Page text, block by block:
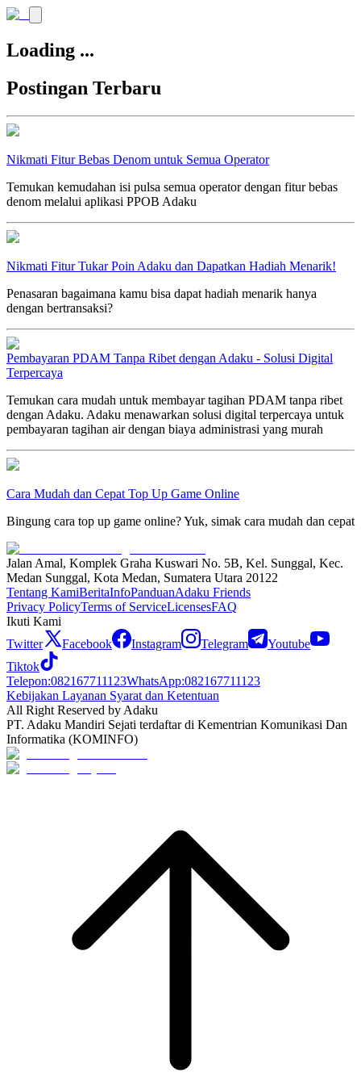
Loading ...
Postingan Terbaru
Nikmati Fitur Bebas Denom untuk Semua Operator
Temukan kemudahan isi pulsa semua operator dengan fitur bebas
denom melalui aplikasi PPOB Adaku
Nikmati Fitur Tukar Poin Adaku dan Dapatkan Hadiah Menarik!
Penasaran bagaimana kamu bisa dapat hadiah menarik hanya
dengan bertransaksi?
Pembayaran PDAM Tanpa Ribet dengan Adaku - Solusi Digital
Terpercaya
Temukan cara mudah untuk membayar tagihan PDAM tanpa ribet
dengan Adaku. Adaku menawarkan solusi digital terpercaya untuk
pembayaran tagihan air dengan biaya administrasi yang murah
Cara Mudah dan Cepat Top Up Game Online
Bingung cara top up game online? Yuk, simak cara mudah dan cepat
Jalan Amal, Komplek Graha Kuswari No. 5B, Kel. Sunggal, Kec.
Medan Sunggal, Kota Medan, Sumatera Utara 20122
Tentang KamiBeritaInfoPanduanAdaku Friends
Privacy PolicyTerms of ServiceLicensesFAQ
Ikuti Kami
Twitter
Facebook Instagram Telegram
Youtube
Tiktok
Telepon:082167711123WhatsApp:082167711123
Kebijakan Layanan Syarat dan Ketentuan
All Right Reserved by Adaku
PT. Adaku Mandiri Sejati terdaftar di Kementrian Komunikasi Dan
Informatika (KOMINFO)